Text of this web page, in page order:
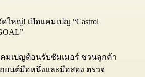
ใหญ่! เปิดแคมเปญ “Castrol
มเปญต้อนรับซัมเมอร์ ชวนลูกค้า
ยนต์มือหนึ่งและมือสอง ตรวจ